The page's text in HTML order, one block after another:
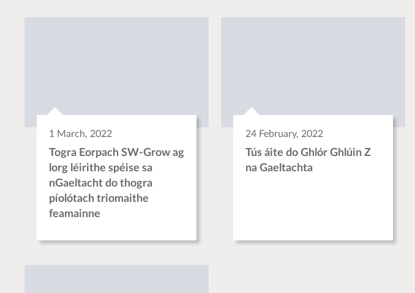
1 March, 2022
Togra Eorpach SW-Grow ag
lorg léirithe spéise sa
nGaeltacht do thogra
píolótach triomaithe
feamainne
24 February, 2022
Tús áite do Ghlór Ghlúin Z
na Gaeltachta